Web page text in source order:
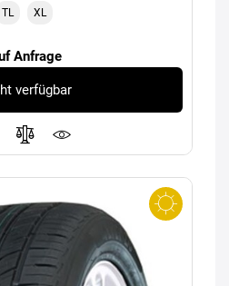
TL XL
Anfrage
verfügbar